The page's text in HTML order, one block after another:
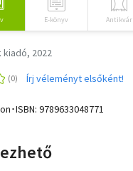
E-könyv Antikvár
kiadó, 2022
Írj véleményt elsőként!
･ISBN: 9789633048771